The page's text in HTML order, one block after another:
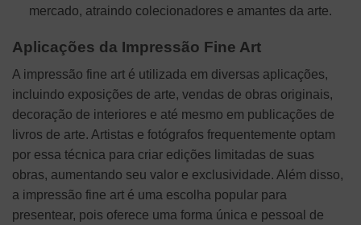
mercado, atraindo colecionadores e amantes da arte.
Aplicações da Impressão Fine Art
A impressão fine art é utilizada em diversas aplicações,
incluindo exposições de arte, vendas de obras originais,
decoração de interiores e até mesmo em publicações de
livros de arte. Artistas e fotógrafos frequentemente optam
por essa técnica para criar edições limitadas de suas
obras, aumentando seu valor e exclusividade. Além disso,
a impressão fine art é uma escolha popular para
presentear, pois oferece uma forma única e pessoal de